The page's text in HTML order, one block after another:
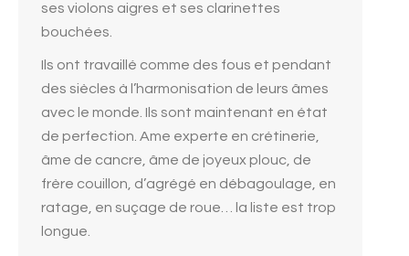
ses violons aigres et ses clarinettes
bouchées.
Ils ont travaillé comme des fous et pendant
des siècles à l’harmonisation de leurs âmes
avec le monde. Ils sont maintenant en état
de perfection. Ame experte en crétinerie,
âme de cancre, âme de joyeux plouc, de
frère couillon, d’agrégé en débagoulage, en
ratage, en suçage de roue… la liste est trop
longue.